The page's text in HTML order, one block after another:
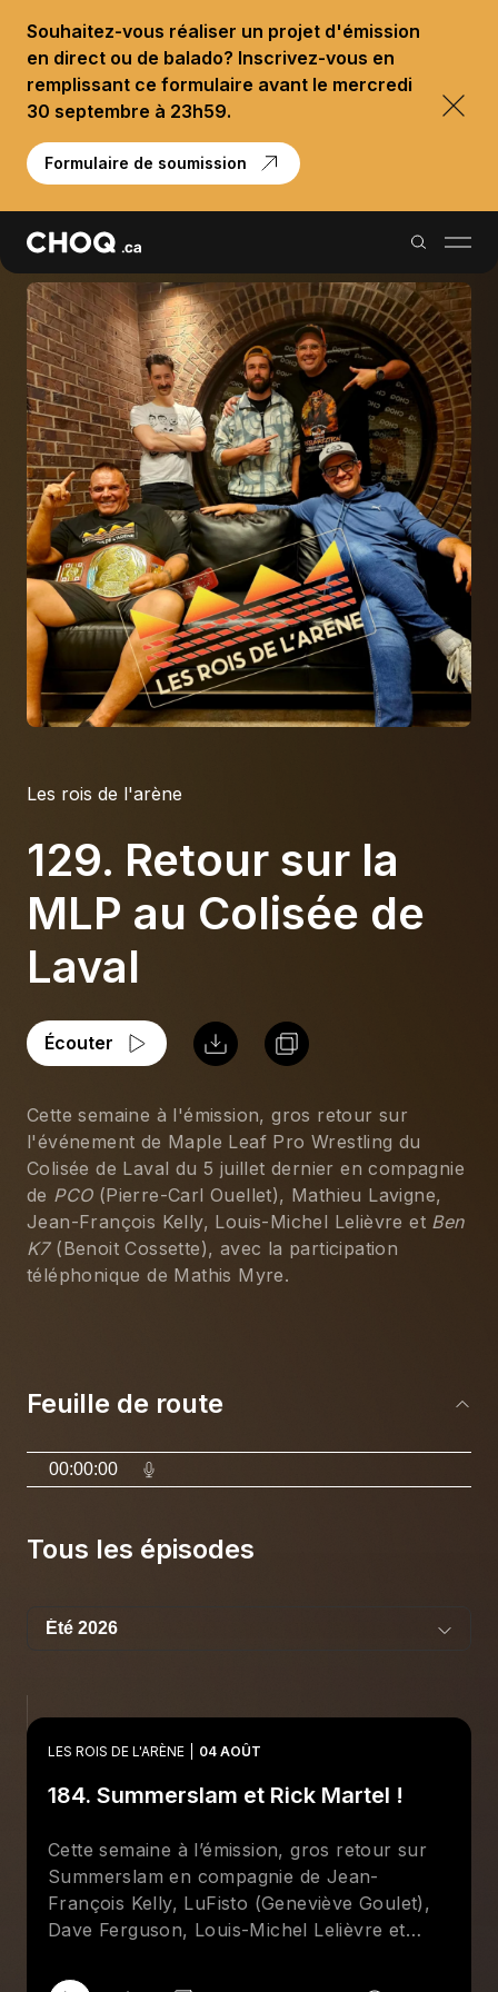
Souhaitez-vous réaliser un projet d'émission
en direct ou de balado? Inscrivez-vous en
remplissant ce formulaire avant le mercredi
30 septembre à 23h59.
Formulaire de soumission
Balados
Reportages
Palmarès
À propos
S'impliquer
Carrière
Location studio
Les rois de l'arène
129. Retour sur la
MLP au Colisée de
Laval
Écouter
Cette semaine à l'émission, gros retour sur
l'événement de Maple Leaf Pro Wrestling du
Colisée de Laval du 5 juillet dernier en compagnie
de PCO (Pierre-Carl Ouellet), Mathieu Lavigne,
Jean-François Kelly, Louis-Michel Lelièvre et Ben
K7 (Benoit Cossette), avec la participation
téléphonique de Mathis Myre.
Feuille de route
00:00:00
Tous les épisodes
LES ROIS DE L'ARÈNE 04 AOÛT
184. Summerslam et Rick Martel !
Cette semaine à l’émission, gros retour sur
Summerslam en compagnie de Jean-
François Kelly, LuFisto (Geneviève Goulet),
Dave Ferguson, Louis-Michel Lelièvre et
présent à Minneapolis en compagnie de Rick